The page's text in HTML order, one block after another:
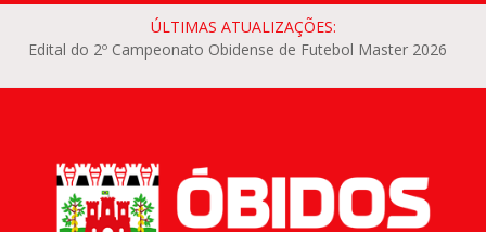
ÚLTIMAS ATUALIZAÇÕES:
Edital do 2º Campeonato Obidense de Futebol Master 2026